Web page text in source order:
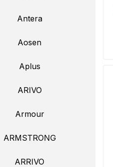
Antera
Aosen
Aplus
ARIVO
Armour
ARMSTRONG
ARRIVO